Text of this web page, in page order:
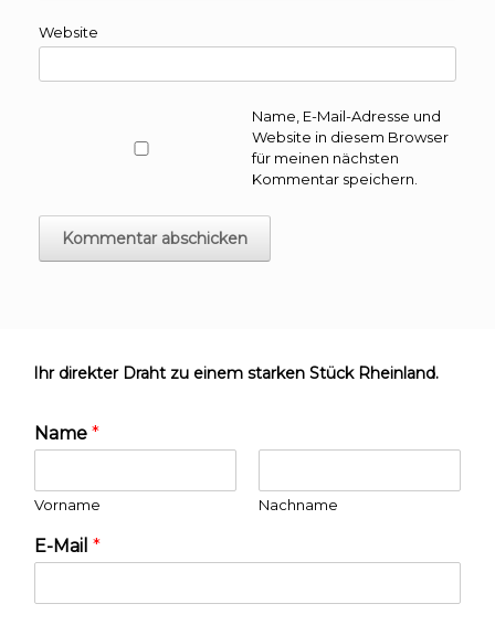
Website
Name, E-Mail-Adresse und
Website in diesem Browser
für meinen nächsten
Kommentar speichern.
Ihr direkter Draht zu einem starken Stück Rheinland.
Name *
Vorname Nachname
E-Mail *